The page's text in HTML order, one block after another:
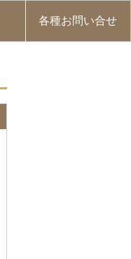
各種お問い合せ